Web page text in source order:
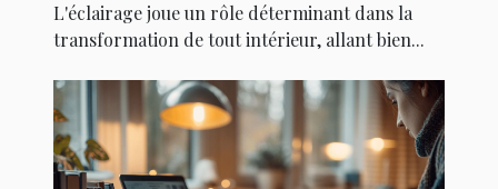
L'éclairage joue un rôle déterminant dans la
transformation de tout intérieur, allant bien...